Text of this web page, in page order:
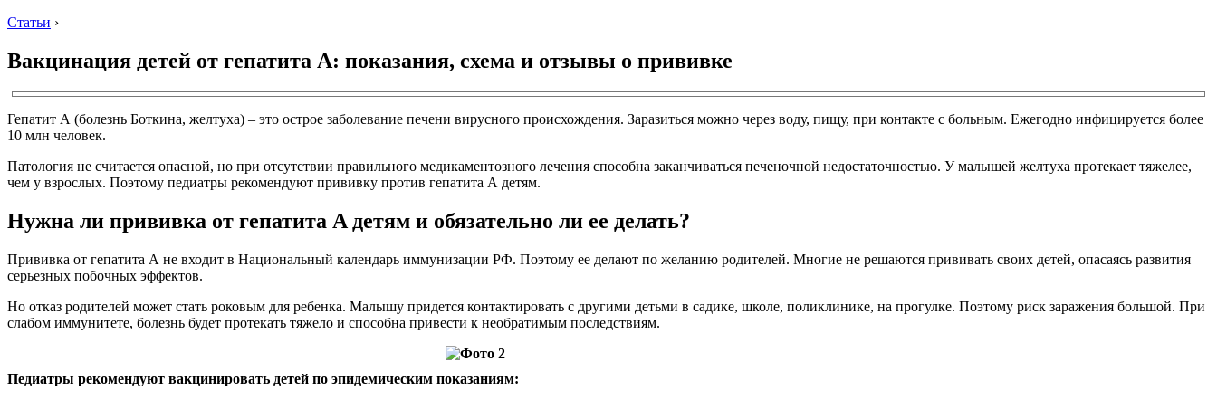
Статьи ›
Вакцинация детей от гепатита А: показания, схема и отзывы о прививке
Гепатит А (болезнь Боткина, желтуха) – это острое заболевание печени вирусного происхождения. Заразиться можно через воду, пищу, при контакте с больным. Ежегодно инфицируется более
10 млн человек.
Патология не считается опасной, но при отсутствии правильного медикаментозного лечения способна заканчиваться печеночной недостаточностью. У малышей желтуха протекает тяжелее,
чем у взрослых. Поэтому педиатры рекомендуют прививку против гепатита А детям.
Нужна ли прививка от гепатита A детям и обязательно ли ее делать?
Прививка от гепатита А не входит в Национальный календарь иммунизации РФ. Поэтому ее делают по желанию родителей. Многие не решаются прививать своих детей, опасаясь развития
серьезных побочных эффектов.
Но отказ родителей может стать роковым для ребенка. Малышу придется контактировать с другими детьми в садике, школе, поликлинике, на прогулке. Поэтому риск заражения большой. При
слабом иммунитете, болезнь будет протекать тяжело и способна привести к необратимым последствиям.
Педиатры рекомендуют вакцинировать детей по эпидемическим показаниям: